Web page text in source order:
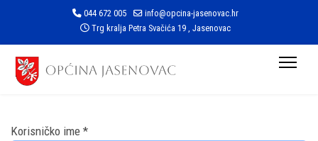
044 672 005
info@opcina-jasenovac.hr
Trg kralja Petra Svačića 19 , Jasenovac
Korisničko ime *